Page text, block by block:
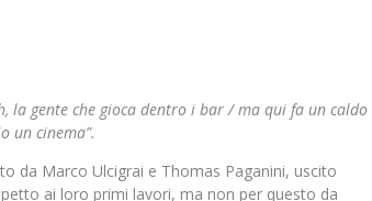
la gente che gioca dentro i bar / ma qui fa un caldo
un cinema”.
da Marco Ulcigrai e Thomas Paganini, uscito
ai loro primi lavori, ma non per questo da